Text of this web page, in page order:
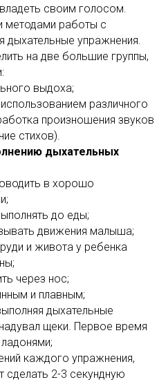
своим голосом.
методами работы с
дыхательные упражнения.
на две большие группы,
выдоха;
различного
произношения звуков
стихов).
дыхательных
в хорошо
до еды;
движения малыша;
и живота у ребенка
через нос;
и плавным;
дыхательные
щеки. Первое время
каждого упражнения,
2-3 секундную